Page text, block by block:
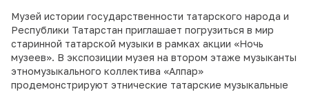
Музей истории государственности татарского народа и
Республики Татарстан приглашает погрузиться в мир
старинной татарской музыки в рамках акции «Ночь
музеев». В экспозиции музея на втором этаже музыканты
этномузыкального коллектива «Алпар»
продемонстрируют этнические татарские музыкальные